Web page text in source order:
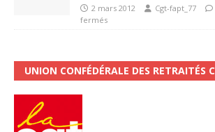
2 mars 2012 Cgt-fapt_77
fermés
UNION CONFÉDÉRALE DES RETRAITÉS